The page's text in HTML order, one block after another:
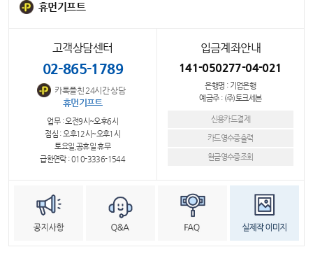
휴먼기프트
고객상담센터
02-865-1789
카톡플친 24시간 상담
휴먼기프트
업무 : 오전9시~오후6시
점심 : 오후12시~오후1시
토요일,공휴일 휴무
급한연락 : 010-3336-1544
입금계좌안내
141-050277-04-021
은행명 : 기업은행
예금주 : (주)토크세븐
신용카드결제
카드영수증출력
현금영수증조회